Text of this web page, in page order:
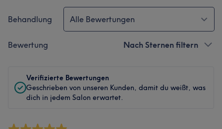
Behandlung Alle Bewertungen
Bewertung Nach Sternen filtern
Verifizierte Bewertungen
Geschrieben von unseren Kunden, damit du weißt, was
dich in jedem Salon erwartet.